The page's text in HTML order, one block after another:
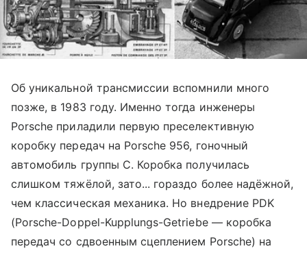
Об уникальной трансмиссии вспомнили много
позже, в 1983 году. Именно тогда инженеры
Porsche приладили первую преселективную
коробку передач на Porsche 956, гоночный
автомобиль группы С. Коробка получилась
слишком тяжёлой, зато... гораздо более надёжной,
чем классическая механика. Но внедрение PDK
(Porsche-Doppel-Kupplungs-Getriebe — коробка
передач со сдвоенным сцеплением Porsche) на